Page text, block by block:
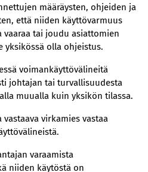
määräysten, ohjeiden ja
että niiden käyttövarmuus
vaaraa tai joudu asiattomien
yksikössä olla ohjeistus.
voimankäyttövälineitä
johtajan tai turvallisuudesta
muualla kuin yksikön tilassa.
virkamies vastaa
varaamista
niiden käytöstä on